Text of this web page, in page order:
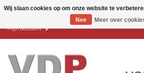
Mijn account
Wij slaan cookies op om onze website te
Nee
Meer over